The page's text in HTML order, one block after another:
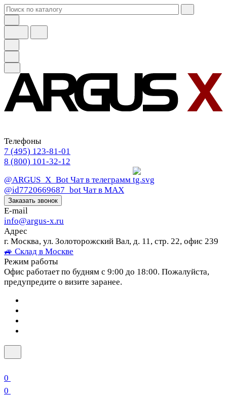
Телефоны
7 (495) 123-81-01
8 (800) 101-32-12
@ARGUS_X_Bot Чат в телеграмм
@id7720669687_bot Чат в МАХ
Заказать звонок
E-mail
info@argus-x.ru
Адрес
г. Москва, ул. Золоторожский Вал, д. 11, стр. 22, офис 239
🚙 Склад в Москве
Режим работы
Офис работает по будням с 9:00 до 18:00. Пожалуйста,
предупредите о визите заранее.
0
0